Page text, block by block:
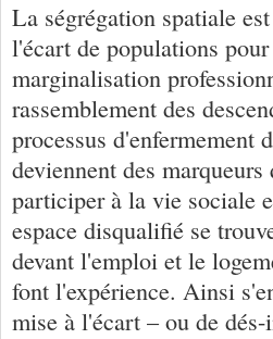
La ségrégation spatiale
l'écart de populations
marginalisation
rassemblement des
processus d'enfermement
deviennent des
participer à la vie sociale
espace disqualifié se
devant l'emploi et le
font l'expérience. Ainsi
mise à l'écart – ou de